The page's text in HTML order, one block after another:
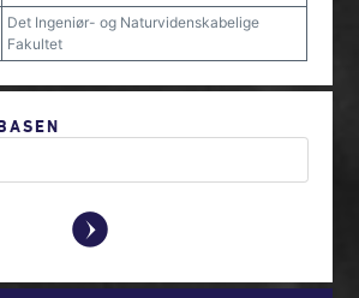
Det Ingeniør- og Naturvidenskabelige
Fakultet
y